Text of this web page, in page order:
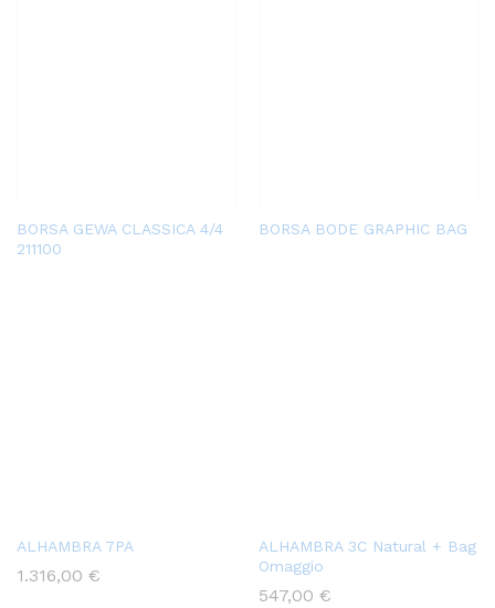
BORSA GEWA CLASSICA 4/4
211100
BORSA BODE GRAPHIC BAG
ALHAMBRA 7PA
1.316,00 €
ALHAMBRA 3C Natural + Bag
Omaggio
547,00 €